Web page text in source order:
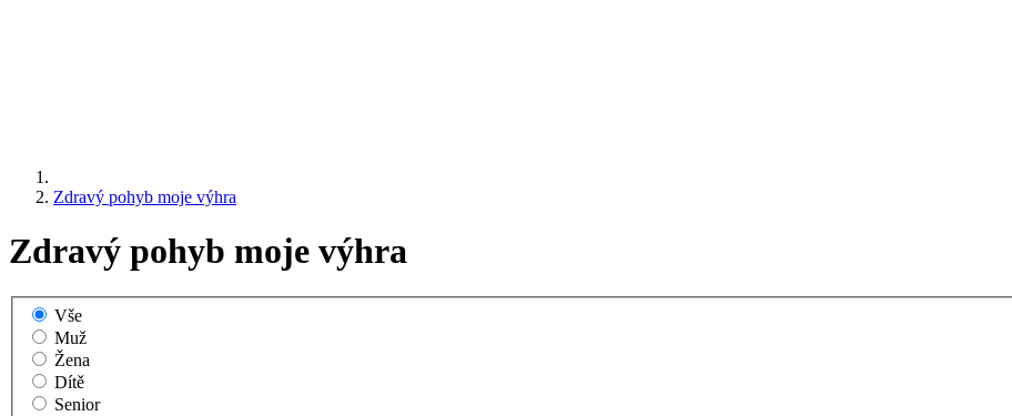
Zdravý pohyb moje výhra
Zdravý pohyb moje výhra
Vše
Muž
Žena
Dítě
Senior